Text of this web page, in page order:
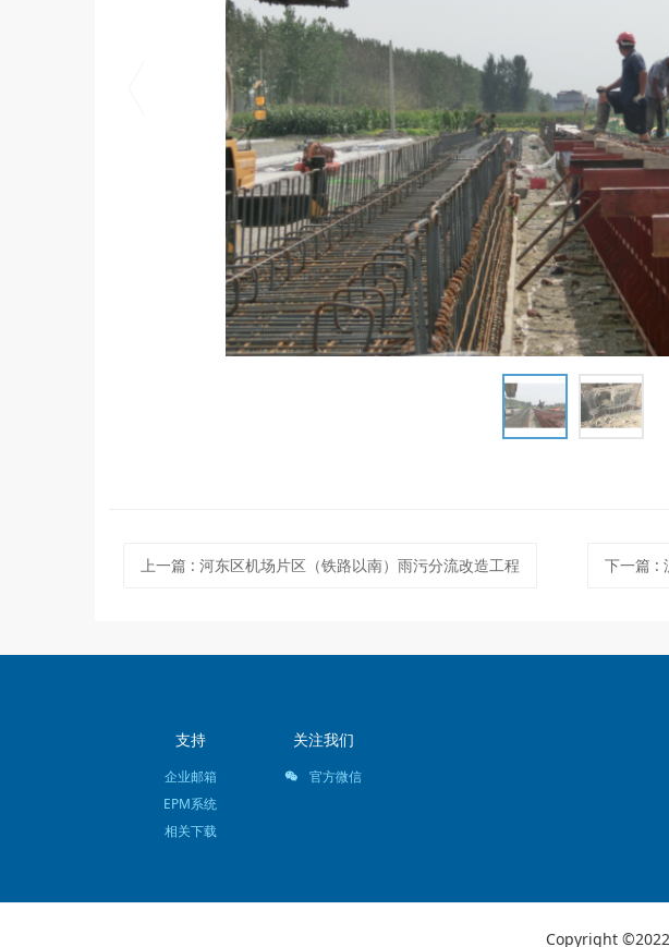
上一篇 :河东区机场片区（铁路以南）雨污分流改造工程 下一篇 :
支持
企业邮箱
EPM系统
相关下载
关注我们
官方微信
Copyright